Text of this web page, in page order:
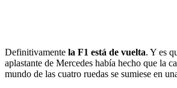
Definitivamente la F1 está de vuelta. Y es
aplastante de Mercedes había hecho que la
mundo de las cuatro ruedas se sumiese en